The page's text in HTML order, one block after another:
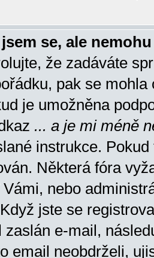
se, ale
že zadáváte
pak se
je umožněna
... a je mi méně
instrukce.
Některá fóra
nebo
jste se
zaslán e-mail,
email neobdrželi,